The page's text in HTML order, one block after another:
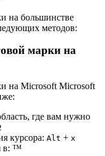
на большинстве
методов:
марки на
на Microsoft Microsoft
где вам нужно
курсора: Alt + x
в: ™